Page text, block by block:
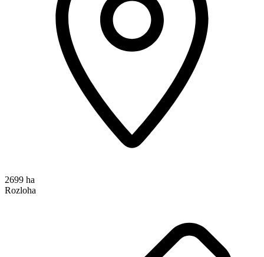
2699 ha
Rozloha